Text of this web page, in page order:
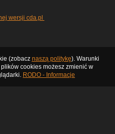
wersji cda.pl
(zobacz naszą politykę). Warunki
cookies możesz zmienić w
RODO - Informacje